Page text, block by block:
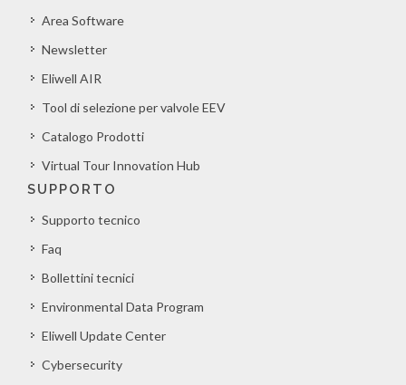
Area Software
Newsletter
Eliwell AIR
Tool di selezione per valvole EEV
Catalogo Prodotti
Virtual Tour Innovation Hub
SUPPORTO
Supporto tecnico
Faq
Bollettini tecnici
Environmental Data Program
Eliwell Update Center
Cybersecurity